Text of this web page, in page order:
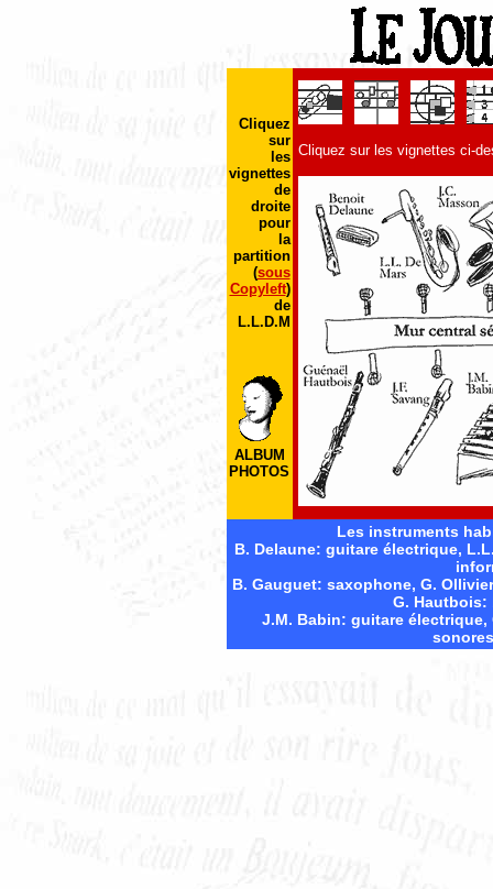
Cliquez
sur
les
vignettes
de
droite
pour
la
partition
(sous
Copyleft)
de
L.L.D.M
ALBUM
PHOTOS
Cliquez sur les vignettes ci-
Les instruments
B. Delaune: guitare électrique,
B. Gauguet: saxophone, G.
G. Hautbois:
J.M. Babin: guitare